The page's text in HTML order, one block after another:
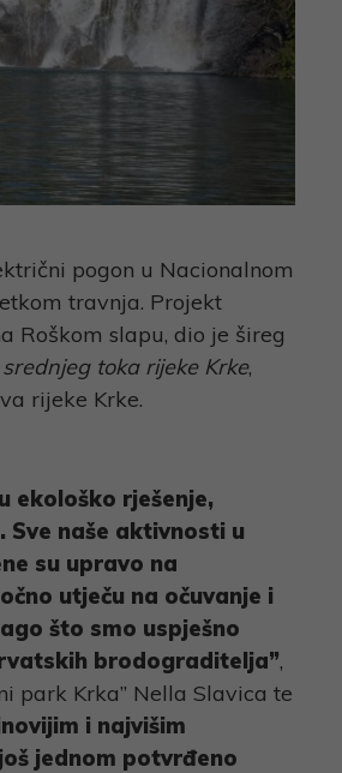
pogon u Nacionalnom
travnja. Projekt
Roškom slapu, dio je šireg
toka rijeke Krke,
rijeke Krke.
ekološko rješenje,
Sve naše aktivnosti u
su upravo na
utječu na očuvanje i
što smo uspješno
brodograditelja”,
park Krka” Nella Slavica te
i najvišim
jednom potvrđeno